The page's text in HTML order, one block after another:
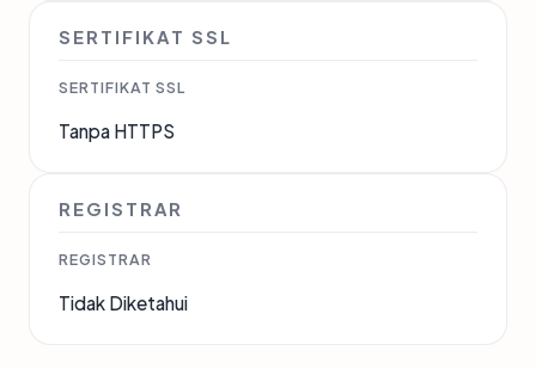
SERTIFIKAT SSL
SERTIFIKAT SSL
Tanpa HTTPS
REGISTRAR
REGISTRAR
Tidak Diketahui